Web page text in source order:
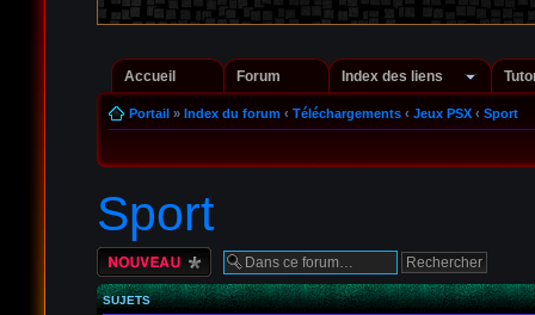
Accueil Forum Index des liens
Portail» Index du forum ‹ Téléchargements ‹ Jeux PSX ‹ Sport
Sport
Écrire un nouveau
sujet
SUJETS